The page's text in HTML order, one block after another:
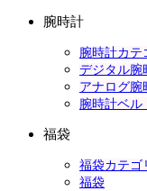
腕時計
腕時計カテ
デジタル腕
アナログ腕
腕時計ベル
福袋
福袋カテゴ
福袋